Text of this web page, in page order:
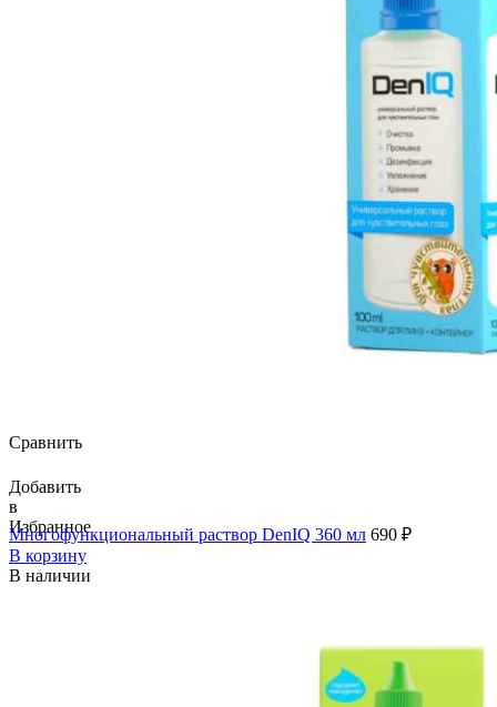
Сравнить
Добавить
в
Избранное
Многофункциональный раствор DenIQ 360 мл 690 ₽
В корзину
В наличии